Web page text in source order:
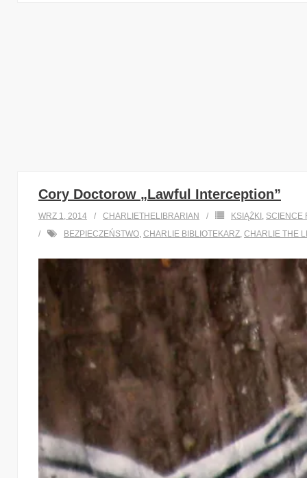
Cory Doctorow „Lawful Interception”
WRZ 1, 2014 CHARLIETHELIBRARIAN KSIĄŻKI , SCIENCE
BEZPIECZEŃSTWO, CHARLIE BIBLIOTEKARZ, CHARLIE THE